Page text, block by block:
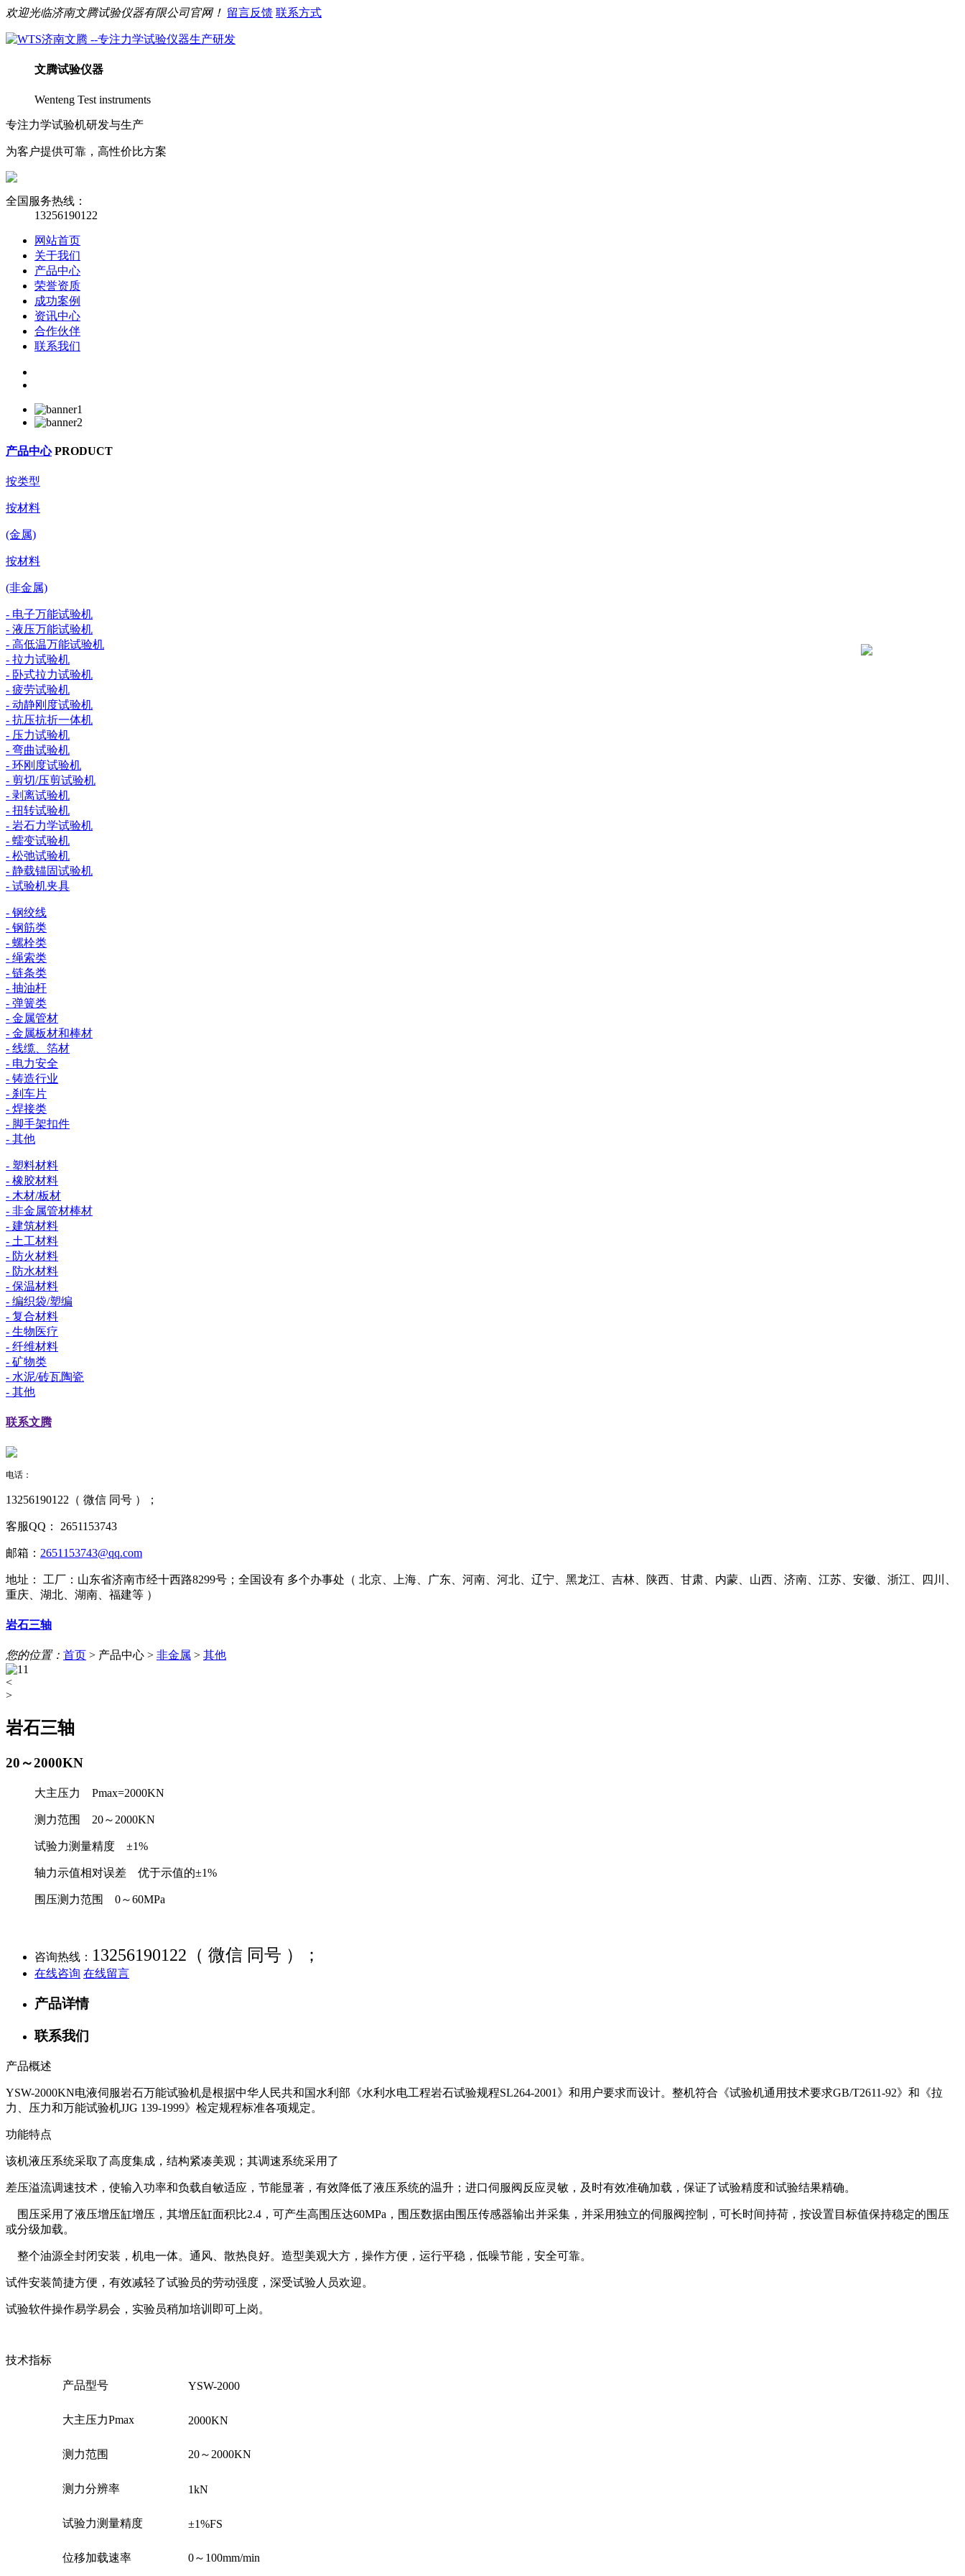
欢迎光临济南文腾试验仪器有限公司官网！ 留言反馈 联系方式
文腾试验仪器
Wenteng Test instruments
专注力学试验机研发与生产
为客户提供可靠，高性价比方案
全国服务热线：
13256190122
网站首页
关于我们
产品中心
荣誉资质
成功案例
资讯中心
合作伙伴
联系我们
产品中心 PRODUCT
按类型
按材料
(金属)
按材料
(非金属)
- 电子万能试验机
- 液压万能试验机
- 高低温万能试验机
- 拉力试验机
- 卧式拉力试验机
- 疲劳试验机
- 动静刚度试验机
- 抗压抗折一体机
- 压力试验机
- 弯曲试验机
- 环刚度试验机
- 剪切/压剪试验机
- 剥离试验机
- 扭转试验机
- 岩石力学试验机
- 蠕变试验机
- 松弛试验机
- 静载锚固试验机
- 试验机夹具
- 钢绞线
- 钢筋类
- 螺栓类
- 绳索类
- 链条类
- 抽油杆
- 弹簧类
- 金属管材
- 金属板材和棒材
- 线缆、箔材
- 电力安全
- 铸造行业
- 刹车片
- 焊接类
- 脚手架扣件
- 其他
- 塑料材料
- 橡胶材料
- 木材/板材
- 非金属管材棒材
- 建筑材料
- 土工材料
- 防火材料
- 防水材料
- 保温材料
- 编织袋/塑编
- 复合材料
- 生物医疗
- 纤维材料
- 矿物类
- 水泥/砖瓦陶瓷
- 其他
联系文腾
电话：
13256190122（ 微信 同号 ）；
客服QQ： 2651153743
邮箱： 2651153743@qq.com
地址：
工厂：山东省济南市经十西路8299号；全国设有 多个办事处（ 北京、上海、广东、河南、河北、辽宁、黑龙江、吉林、陕西、甘肃、内蒙、山西、济南、江苏、安徽、浙江、四川、
重庆、湖北、湖南、福建等 ）
岩石三轴
您的位置： 首页 > 产品中心 > 非金属 > 其他
<
>
岩石三轴
20～2000KN
大主压力 Pmax=2000KN
测力范围 20～2000KN
试验力测量精度 ±1%
轴力示值相对误差 优于示值的±1%
围压测力范围 0～60MPa
咨询热线： 13256190122（ 微信 同号 ）；
在线咨询 在线留言
产品详情
联系我们
产品概述
YSW-2000KN电液伺服岩石万能试验机是根据中华人民共和国水利部《水利水电工程岩石试验规程SL264-2001》和用户要求而设计。整机符合《试验机通用技术要求GB/T2611-92》和《拉
力、压力和万能试验机JJG 139-1999》检定规程标准各项规定。
功能特点
该机液压系统采取了高度集成，结构紧凑美观；其调速系统采用了
差压溢流调速技术，使输入功率和负载自敏适应，节能显著，有效降低了液压系统的温升；进口伺服阀反应灵敏，及时有效准确加载，保证了试验精度和试验结果精确。
围压采用了液压增压缸增压，其增压缸面积比2.4，可产生高围压达60MPa，围压数据由围压传感器输出并采集，并采用独立的伺服阀控制，可长时间持荷，按设置目标值保持稳定的围压
或分级加载。
整个油源全封闭安装，机电一体。通风、散热良好。造型美观大方，操作方便，运行平稳，低噪节能，安全可靠。
试件安装简捷方便，有效减轻了试验员的劳动强度，深受试验人员欢迎。
试验软件操作易学易会，实验员稍加培训即可上岗。
技术指标
产品型号 YSW-2000
大主压力Pmax 2000KN
测力范围 20～2000KN
测力分辨率 1kN
试验力测量精度 ±1%FS
位移加载速率 0～100mm/min